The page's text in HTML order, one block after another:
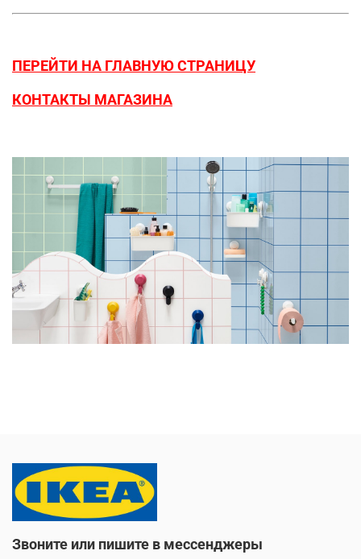
ПЕРЕЙТИ НА ГЛАВНУЮ СТРАНИЦУ
КОНТАКТЫ МАГАЗИНА
Звоните или пишите в мессенджеры